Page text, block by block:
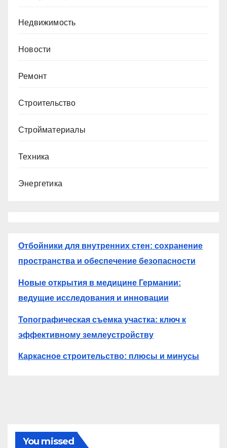
Недвижимость
Новости
Ремонт
Строительство
Стройматериалы
Техника
Энергетика
Отбойники для внутренних стен: сохранение
пространства и обеспечение безопасности
Новые открытия в медицине Германии:
ведущие исследования и инновации
Топографическая съемка участка: ключ к
эффективному землеустройству
Каркасное строительство: плюсы и минусы
You missed